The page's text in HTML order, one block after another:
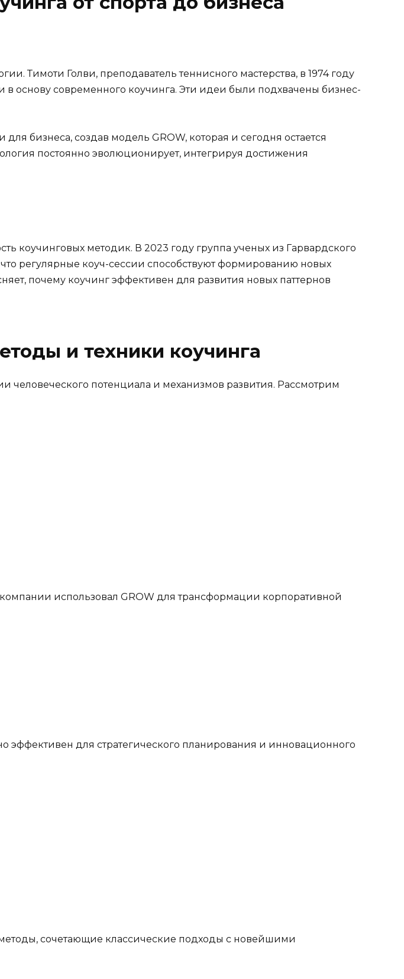
Тимоти Голви, преподаватель теннисного мастерства, в 1974 году
основу современного коучинга. Эти идеи были подхвачены бизнес-
бизнеса, создав модель GROW, которая и сегодня остается
постоянно эволюционирует, интегрируя достижения
коучинговых методик. В 2023 году группа ученых из Гарвардского
регулярные коуч-сессии способствуют формированию новых
почему коучинг эффективен для развития новых паттернов
и техники коучинга
человеческого потенциала и механизмов развития. Рассмотрим
использовал GROW для трансформации корпоративной
эффективен для стратегического планирования и инновационного
сочетающие классические подходы с новейшими